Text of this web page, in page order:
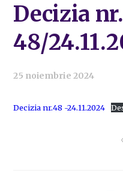
Decizia nr.
48/
25 noiembrie 2024
Decizia nr.48 -24.11.2024